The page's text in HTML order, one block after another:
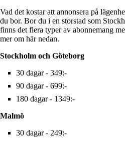
Vad det kostar att annonsera på
du bor. Bor du i en storstad som
finns det flera typer av abonnemang
mer om här nedan.
Stockholm och Göteborg
30 dagar - 349:-
90 dagar - 699:-
180 dagar - 1349:-
Malmö
30 dagar - 249:-